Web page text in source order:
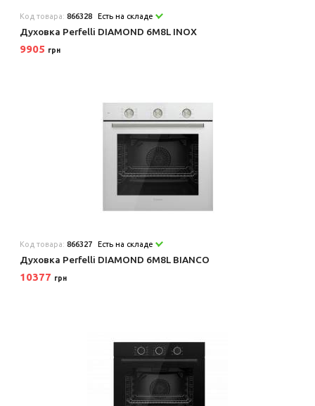
Код товара:866328 Есть на складе
Духовка Perfelli DIAMOND 6M8L INOX
9905 грн
Код товара:866327 Есть на складе
Духовка Perfelli DIAMOND 6M8L BIANCO
10377 грн